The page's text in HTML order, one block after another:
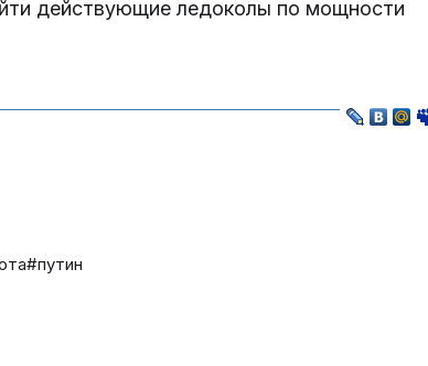
действующие ледоколы по мощности
#путин